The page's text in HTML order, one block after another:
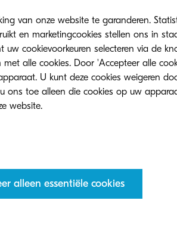
van onze website te garanderen.
en marketingcookies stellen ons in
cookievoorkeuren selecteren via de
alle cookies. Door 'Accepteer alle
U kunt deze cookies weigeren
ons toe alleen die cookies op uw
noodzakelijk zijn voor de correcte weergave van onze website.
alleen essentiële cookies